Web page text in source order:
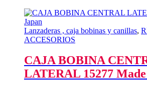
Lanzaderas , caja bobinas y canillas,
ACCESORIOS
CAJA BOBINA
LATERAL 15277